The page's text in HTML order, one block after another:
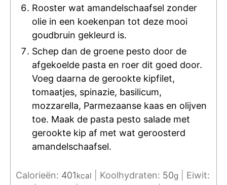
Rooster wat amandelschaafsel zonder
olie in een koekenpan tot deze mooi
goudbruin gekleurd is.
Schep dan de groene pesto door de
afgekoelde pasta en roer dit goed door.
Voeg daarna de gerookte kipfilet,
tomaatjes, spinazie, basilicum,
mozzarella, Parmezaanse kaas en olijven
toe. Maak de pasta pesto salade met
gerookte kip af met wat geroosterd
amandelschaafsel.
Calorieën: 401kcal Koolhydraten: 50g
Eiwit: